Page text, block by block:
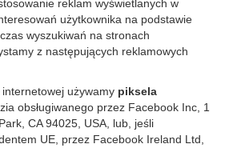
reklam wyświetlanych w
użytkownika na podstawie
wyszukiwań na stronach
z następujących reklamowych
używamy piksela
obsługiwanego przez Facebook Inc, 1
CA 94025, USA, lub, jeśli
UE, przez Facebook Ireland Ltd,